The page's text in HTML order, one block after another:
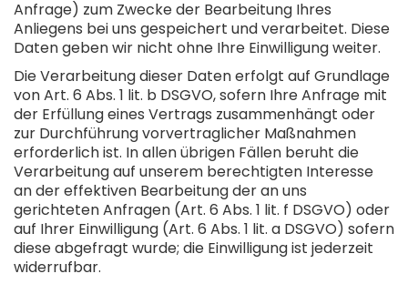
Anfrage) zum Zwecke der Bearbeitung Ihres
Anliegens bei uns gespeichert und verarbeitet. Diese
Daten geben wir nicht ohne Ihre Einwilligung weiter.
Die Verarbeitung dieser Daten erfolgt auf Grundlage
von Art. 6 Abs. 1 lit. b DSGVO, sofern Ihre Anfrage mit
der Erfüllung eines Vertrags zusammenhängt oder
zur Durchführung vorvertraglicher Maßnahmen
erforderlich ist. In allen übrigen Fällen beruht die
Verarbeitung auf unserem berechtigten Interesse
an der effektiven Bearbeitung der an uns
gerichteten Anfragen (Art. 6 Abs. 1 lit. f DSGVO) oder
auf Ihrer Einwilligung (Art. 6 Abs. 1 lit. a DSGVO) sofern
diese abgefragt wurde; die Einwilligung ist jederzeit
widerrufbar.